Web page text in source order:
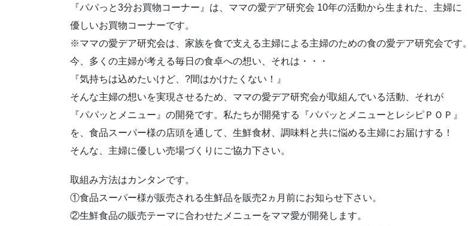
『パパっと3分お買物コーナー』は、ママの愛デア研究会 10年の活動から生まれた、主婦に
優しいお買物コーナーです。
※ママの愛デア研究会は、家族を食で支える主婦による主婦のための食の愛デア研究会です。
今、多くの主婦が考える毎日の食卓への想い、それは・・・
『気持ちは込めたいけど、?間はかけたくない！』
そんな主婦の想いを実現させるため、ママの愛デア研究会が取組んでいる活動、それが
『パパッとメニュー』の開発です。私たちが開発する『パパッとメニューとレシピＰＯＰ』
を、食品スーパー様の店頭を通して、生鮮食材、調味料と共に悩める主婦にお届けする！
そんな、主婦に優しい売場づくりにご協力下さい。
取組み方法はカンタンです。
①食品スーパー様が販売される生鮮品を販売2ヵ月前にお知らせ下さい。
②生鮮食品の販売テーマに合わせたメニューをママ愛が開発します。